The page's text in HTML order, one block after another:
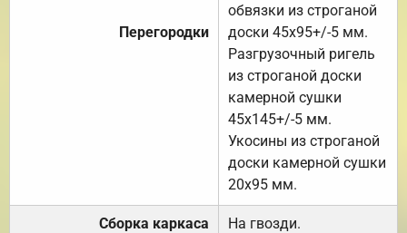
Перегородки
обвязки из строганой
доски 45х95+/-5 мм.
Разгрузочный ригель
из строганой доски
камерной сушки
45х145+/-5 мм.
Укосины из строганой
доски камерной сушки
20х95 мм.
Сборка каркаса На гвозди.